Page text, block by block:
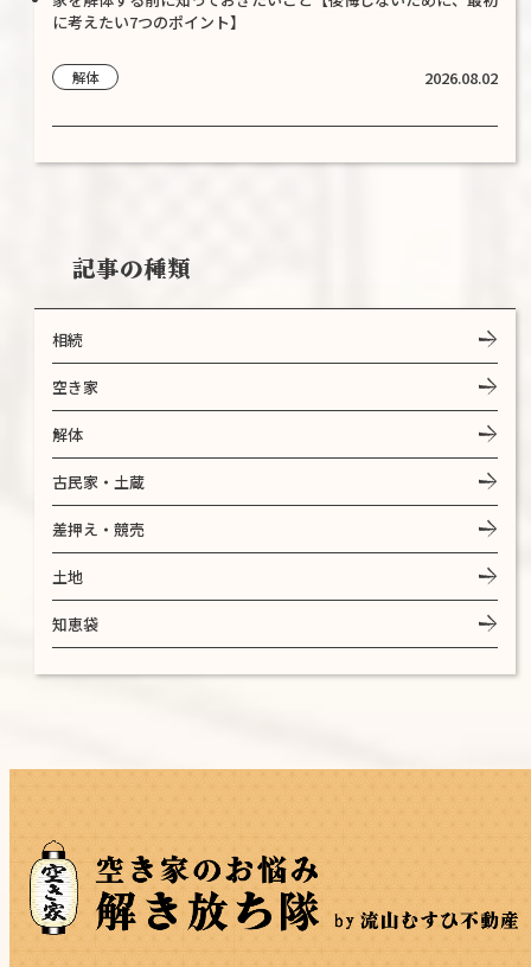
に考えたい7つのポイント】
解体 2026.08.02
記事の種類
相続
空き家
解体
古民家・土蔵
差押え・競売
土地
知恵袋